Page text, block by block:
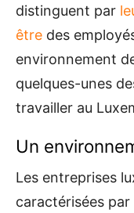
distinguent par
être des
environnement
quelques-unes
travailler au
Un
Les entreprises
caractérisées